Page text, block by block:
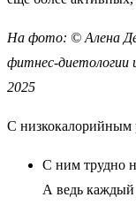
На фото: © Алена
фитнес-диетологии
2025
С низкокалорийным
С ним трудно
А ведь каждый